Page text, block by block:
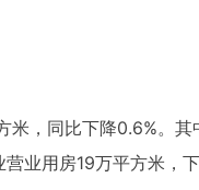
米，同比下降0.6%。
业用房19万平方米，下